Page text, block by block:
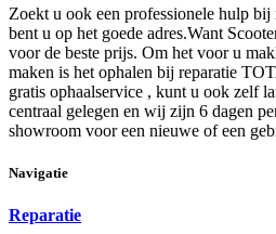
Zoekt u ook een professionele hulp bij
bent u op het goede adres.Want
voor de beste prijs. Om het voor u
maken is het ophalen bij reparatie
gratis ophaalservice , kunt u ook zelf
centraal gelegen en wij zijn 6 dagen
showroom voor een nieuwe of een
Navigatie
Reparatie